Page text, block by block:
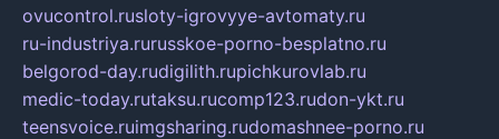
ovucontrol.rusloty-igrovyye-avtomaty.ru
ru-industriya.rurusskoe-porno-besplatno.ru
belgorod-day.rudigilith.rupichkurovlab.ru
medic-today.rutaksu.rucomp123.rudon-ykt.ru
teensvoice.ruimgsharing.rudomashnee-porno.ru